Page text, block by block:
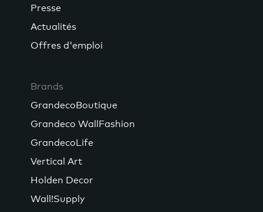
Presse
Actualités
Offres d'emploi
Brands
GrandecoBoutique
Grandeco WallFashion
GrandecoLife
Vertical Art
Holden Decor
Wall!Supply